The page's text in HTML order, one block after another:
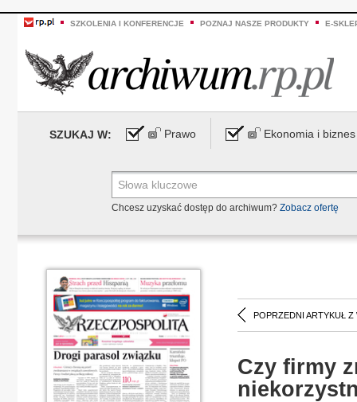
SZKOLENIA I KONFERENCJE POZNAJ NASZE PRODUKTY E-
SZUKAJ W: Prawo Ekonomia i biznes
Chcesz uzyskać dostęp do archiwum? Zobacz ofertę
POPRZEDNI ARTYKUŁ Z
Czy firmy